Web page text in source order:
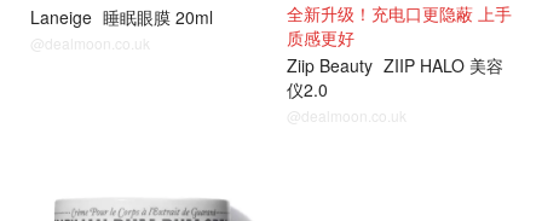
Laneige 睡眠眼膜 20ml
@dealmoon.co.uk
全新升级！充电口更隐蔽 上手
质感更好
Ziip Beauty ZIIP HALO 美容
仪2.0
@dealmoon.co.uk